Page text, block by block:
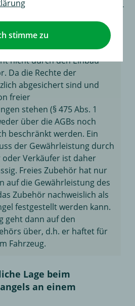
am
Einbau von Zubehör?
geregelte Gewährleistung
nicht durch den Einbau
Da die Rechte der
abgesichert sind und
freier
stehen (§ 475 Abs. 1
über die AGBs noch
beschränkt werden. Ein
der Gewährleistung durch
Verkäufer ist daher
Freies Zubehör hat nur
auf die Gewährleistung des
Zubehör nachweislich als
festgestellt werden kann.
geht dann auf den
über, d.h. er haftet für
Fahrzeug.
Lage beim
an einem
stimme zu